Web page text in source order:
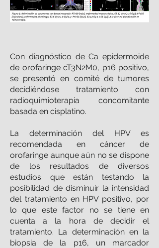
Con diagnóstico de Ca epidermoide
de orofaringe cT3N2M0, p16 positivo,
se presentó en comité de tumores
decidiéndose tratamiento con
radioquimioterapia concomitante
basada en cisplatino.
La determinación del HPV es
recomendada en cáncer de
orofaringe aunque aún no se dispone
de los resultados de diversos
estudios que están testando la
posibilidad de disminuir la intensidad
del tratamiento en HPV positivo, por
lo que este factor no se tiene en
cuenta a la hora de decidir el
tratamiento. La determinación en la
biopsia de la p16, un marcador